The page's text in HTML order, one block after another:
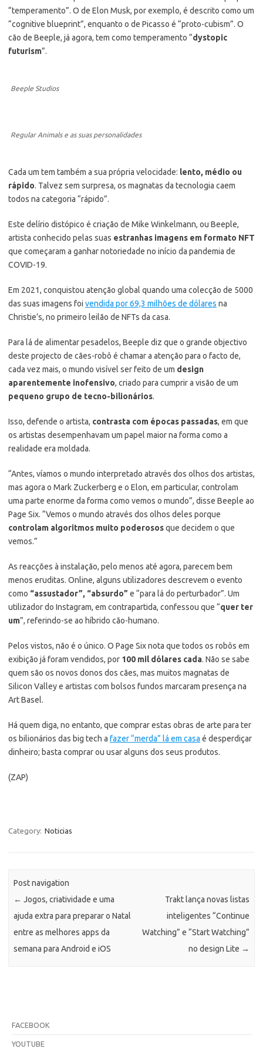
“temperamento”. O de Elon Musk, por exemplo, é descrito como um
“cognitive blueprint”, enquanto o de Picasso é “proto-cubism”. O
cão de Beeple, já agora, tem como temperamento “dystopic
futurism”.
Beeple Studios
Regular Animals e as suas personalidades
Cada um tem também a sua própria velocidade: lento, médio ou
rápido. Talvez sem surpresa, os magnatas da tecnologia caem
todos na categoria “rápido”.
Este delírio distópico é criação de Mike Winkelmann, ou Beeple,
artista conhecido pelas suas estranhas imagens em formato NFT
que começaram a ganhar notoriedade no início da pandemia de
COVID-19.
Em 2021, conquistou atenção global quando uma colecção de 5000
das suas imagens foi vendida por 69,3 milhões de dólares na
Christie’s, no primeiro leilão de NFTs da casa.
Para lá de alimentar pesadelos, Beeple diz que o grande objectivo
deste projecto de cães-robô é chamar a atenção para o facto de,
cada vez mais, o mundo visível ser feito de um design
aparentemente inofensivo, criado para cumprir a visão de um
pequeno grupo de tecno-bilionários.
Isso, defende o artista, contrasta com épocas passadas, em que
os artistas desempenhavam um papel maior na forma como a
realidade era moldada.
“Antes, víamos o mundo interpretado através dos olhos dos artistas,
mas agora o Mark Zuckerberg e o Elon, em particular, controlam
uma parte enorme da forma como vemos o mundo”, disse Beeple ao
Page Six. “Vemos o mundo através dos olhos deles porque
controlam algoritmos muito poderososque decidem o que
vemos.”
As reacções à instalação, pelo menos até agora, parecem bem
menos eruditas. Online, alguns utilizadores descrevem o evento
como “assustador”, “absurdo” e “para lá do perturbador”. Um
utilizador do Instagram, em contrapartida, confessou que “quer ter
um”, referindo-se ao híbrido cão-humano.
Pelos vistos, não é o único. O Page Six nota que todos os robôs em
exibição já foram vendidos, por 100 mil dólares cada. Não se sabe
quem são os novos donos dos cães, mas muitos magnatas de
Silicon Valley e artistas com bolsos fundos marcaram presença na
Art Basel.
Há quem diga, no entanto, que comprar estas obras de arte para ter
os bilionários das big tech a fazer “merda” lá em casa é desperdiçar
dinheiro; basta comprar ou usar alguns dos seus produtos.
(ZAP)
Category: Noticias
Post navigation
← Jogos, criatividade e uma
ajuda extra para preparar o Natal
entre as melhores apps da
semana para Android e iOS
Trakt lança novas listas
inteligentes “Continue
Watching” e “Start Watching”
no design Lite →
FACEBOOK
YOUTUBE